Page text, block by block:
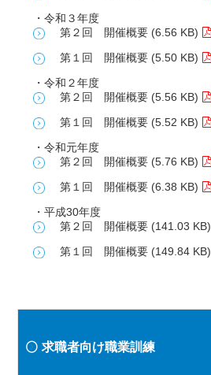
・令和３年度
第２回 開催概要 (6.56 KB)
第１回 開催概要 (5.50 KB)
・令和２年度
第２回 開催概要 (5.56 KB)
第１回 開催概要 (5.52 KB)
・令和元年度
第２回 開催概要 (5.76 KB)
第１回 開催概要 (6.38 KB)
・平成30年度
第２回 開催概要 (141.03 KB)
第１回 開催概要 (149.84 KB)
求職者向け職業訓練